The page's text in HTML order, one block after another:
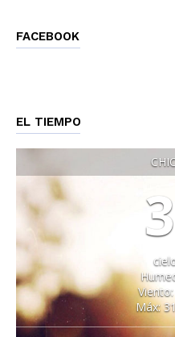
FACEBOOK
EL TIEMPO
Máx: